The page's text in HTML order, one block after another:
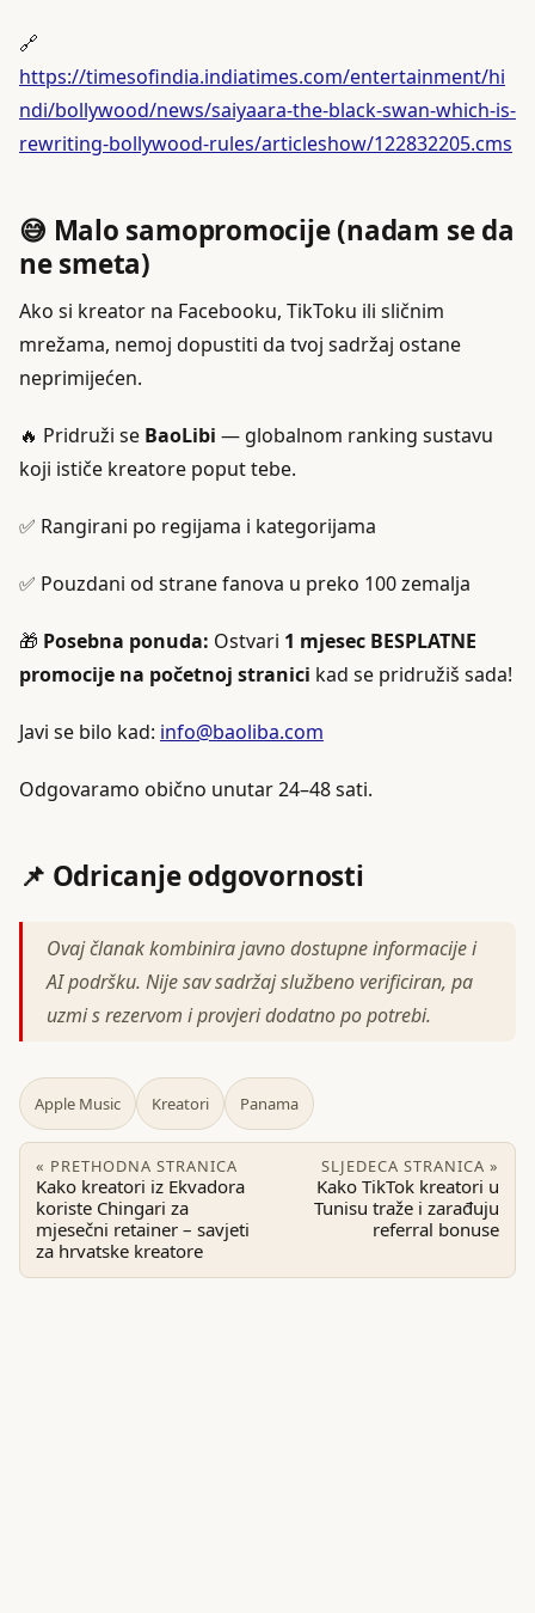
🔗
https://timesofindia.indiatimes.com/entertainment/hi
ndi/bollywood/news/saiyaara-the-black-swan-which-is-
rewriting-bollywood-rules/articleshow/122832205.cms
😅 Malo samopromocije (nadam se da
ne smeta)
Ako si kreator na Facebooku, TikToku ili sličnim
mrežama, nemoj dopustiti da tvoj sadržaj ostane
neprimijećen.
🔥 Pridruži se BaoLibi — globalnom ranking sustavu
koji ističe kreatore poput tebe.
✅ Rangirani po regijama i kategorijama
✅ Pouzdani od strane fanova u preko 100 zemalja
🎁 Posebna ponuda: Ostvari 1 mjesec BESPLATNE
promocije na početnoj stranici kad se pridružiš sada!
Javi se bilo kad: info@baoliba.com
Odgovaramo obično unutar 24–48 sati.
📌 Odricanje odgovornosti
Ovaj članak kombinira javno dostupne informacije i
AI podršku. Nije sav sadržaj službeno verificiran, pa
uzmi s rezervom i provjeri dodatno po potrebi.
Apple Music Kreatori Panama
« PRETHODNA STRANICA
Kako kreatori iz Ekvadora
koriste Chingari za
mjesečni retainer – savjeti
za hrvatske kreatore
SLJEDECA STRANICA »
Kako TikTok kreatori u
Tunisu traže i zarađuju
referral bonuse